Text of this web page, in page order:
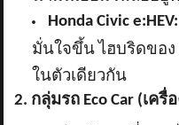
Honda Civic e:HEV:
มั่นใจขึ้น ไฮบริดของ
ในตัวเดียวกัน
2. กลุ่มรถ Eco Car (เค